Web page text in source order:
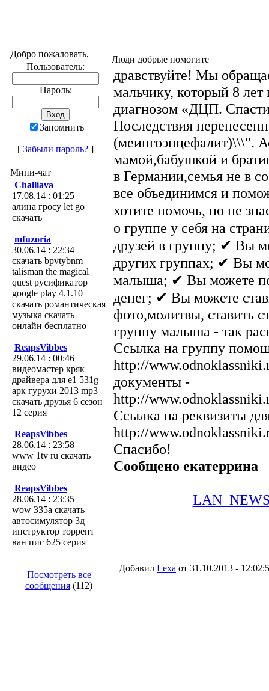
Добро пожаловать,
Пользователь:
Пароль:
Запомнить
[ Забыли пароль? ]
Мини-чат
Challiava
17.08.14 : 01:25
алина гросу let go
скачать
mfuzoria
30.06.14 : 22:34
скачать bpvtybnm
talisman the magical
quest русификатор
google play 4.1.10
скачать романтическая
музыка скачать
онлайн бесплатно
ReapsVibbes
29.06.14 : 00:46
видеомастер кряк
драйвера для e1 531g
арк гурухи 2013 mp3
скачать друзья 6 сезон
12 серия
ReapsVibbes
28.06.14 : 23:58
www 1tv ru скачать
видео
ReapsVibbes
28.06.14 : 23:35
wow 335а скачать
автосимулятор 3д
инструктор торрент
ван пис 625 серия
Посмотреть все
сообщения (112)
Люди добрые помогите
дравствуйте! Мы
мальчику, который 8
диагнозом «ДЦП.
Последствия
(меингоэнцефалит)\\\".
мамой,бабушкой и
в Германии,семья не в
все объединимся и
хотите помочь, но не
о группе у себя на
друзей в группу; ✔ Вы
других группах; ✔ Вы
малыша; ✔ Вы можете
денег; ✔ Вы можете
фото,молитвы, ставить
группу малыша - так
Ссылка на группу
http://
документы -
http://
Ссылка на реквизиты
http://
Спасибо!
Сообщено екатеррина
Добавил Lexa от 31.10.2013 -